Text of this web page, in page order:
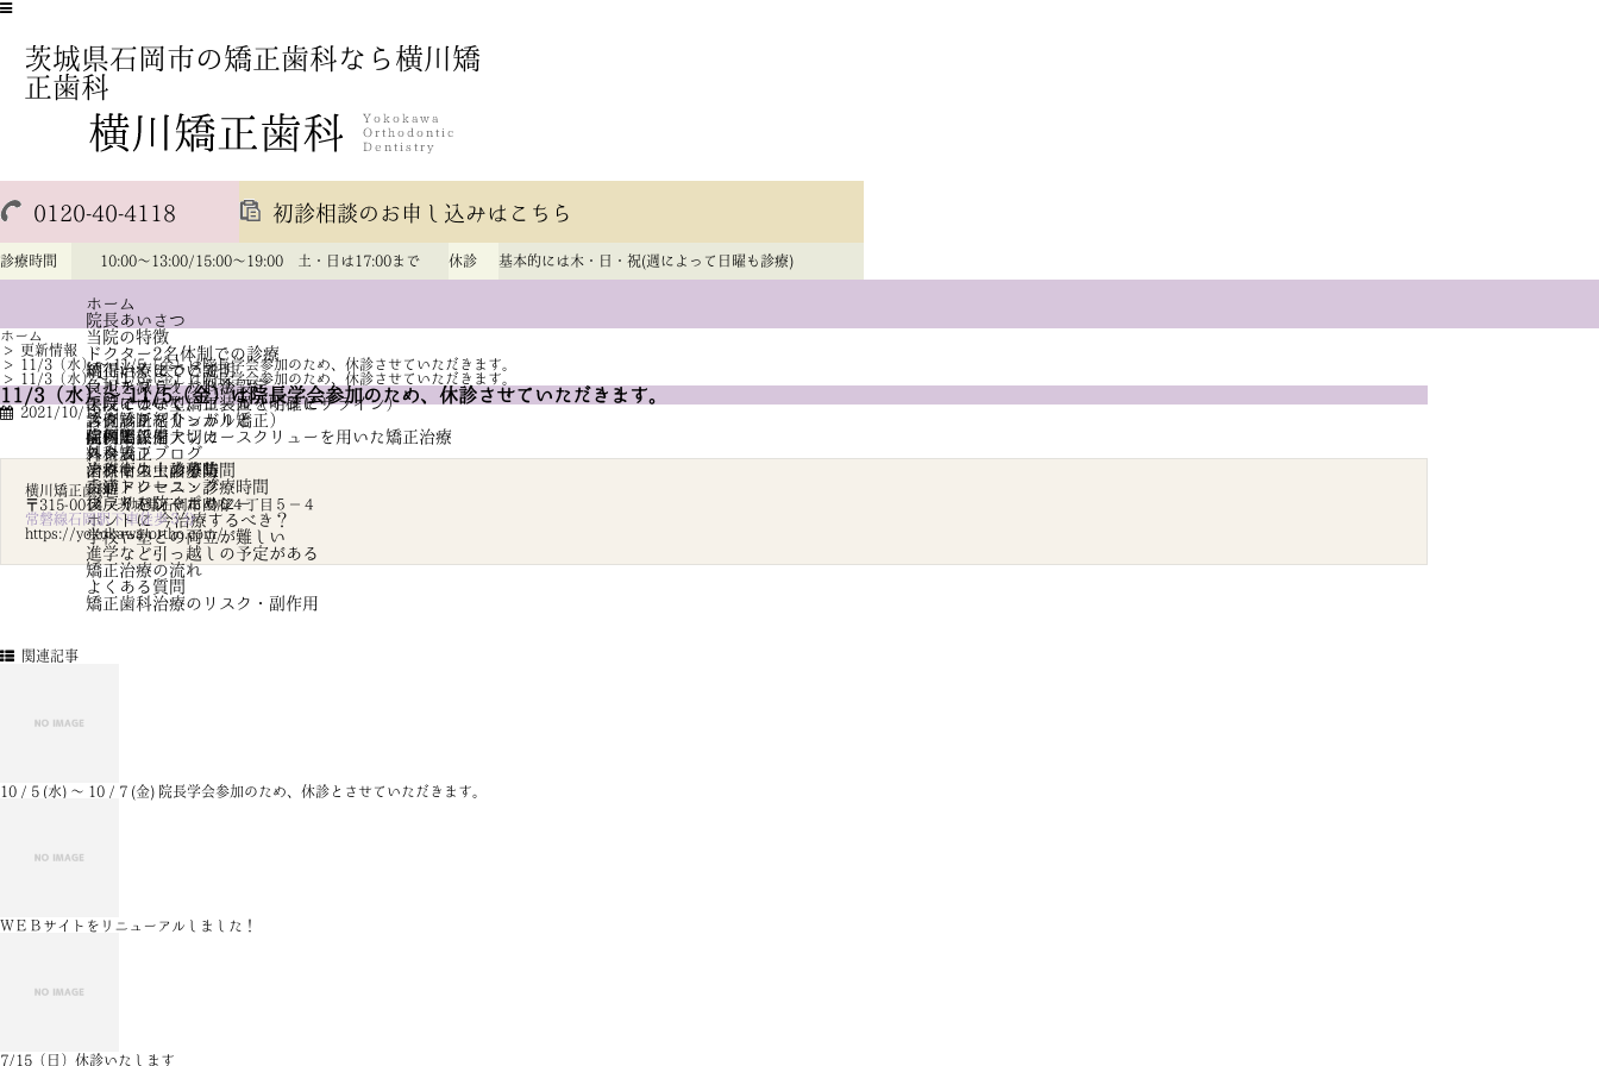
茨城県石岡市の矯正歯科なら横川矯
正歯科
0120-40-4118 初診相談のお申し込みはこちら
診療時間 10:00～13:00/15:00～19:00 土・日は17:00まで 休診 基本的には木・日・祝(週によって日曜も診療)
ホーム
院長あいさつ
当院の特徴
ドクター2名体制での診療
納得いくまでご説明
負担を減らした料金設定
手段ではなく、ゴールを明確に
診査診断をしっかりと
信頼関係を大切に
矯正治療について
マルチブラケット法
アライナー型矯正装置（インビザライン）
舌側矯正（リンガル矯正）
歯科矯正用アンカースクリューを用いた矯正治療
外科矯正
治療中の虫歯予防
舌癖トレーニング
後戻りを防ぐために
ホントに 今治療するべき？
学校や塾との両立が難しい
進学など引っ越しの予定がある
矯正治療の流れ
よくある質問
矯正歯科治療のリスク・副作用
医院について
スタッフ紹介
院内と設備
スタッフブログ
歯科衛生士の募集
交通アクセス・診療時間
プライバシーポリシー
症例集
料金表
アクセス・診療時間
ホーム
> 更新情報
> 11/3（水）～ 11/5（金）は院長学会参加のため、休診させていただきます。
> 11/3（水）～ 11/5（金）は院長学会参加のため、休診させていただきます。
11/3（水）～ 11/5（金）は院長学会参加のため、休診させていただきます。
2021/10/19
横川矯正歯科
〒315-0014 茨城県石岡市国府４丁目５－４
常磐線石岡駅下車徒歩３分
https://yokokawa-ortho.com/
関連記事
10 / 5 (水) ～ 10 / 7 (金) 院長学会参加のため、休診とさせていただきます。
ＷＥＢサイトをリニューアルしました！
7/15（日）休診いたします